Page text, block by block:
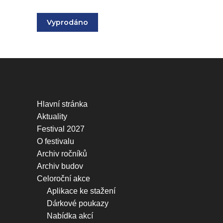
Vyprodáno
Hlavní stránka
Aktuality
Festival 2027
O festivalu
Archiv ročníků
Archiv budov
Celoroční akce
Aplikace ke stažení
Dárkové poukazy
Nabídka akcí